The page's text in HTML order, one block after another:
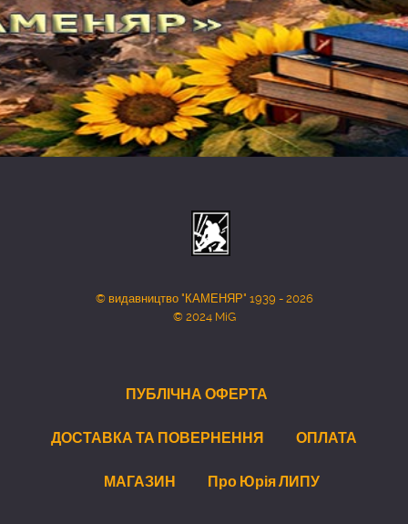
© видавництво "КАМЕНЯР" 1939 - 2026
© 2024 MiG
ПУБЛІЧНА ОФЕРТА
ДОСТАВКА ТА ПОВЕРНЕННЯ ОПЛАТА
МАГАЗИН Про Юрія ЛИПУ